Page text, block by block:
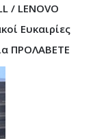
/ LENOVO
Ευκαιρίες
ΠΡΟΛΑΒΕΤΕ